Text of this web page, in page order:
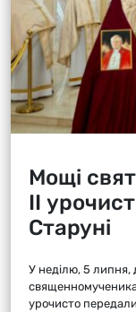
Мощі
ІІ
Старуні
У неділю, 5 липня,
урочисто